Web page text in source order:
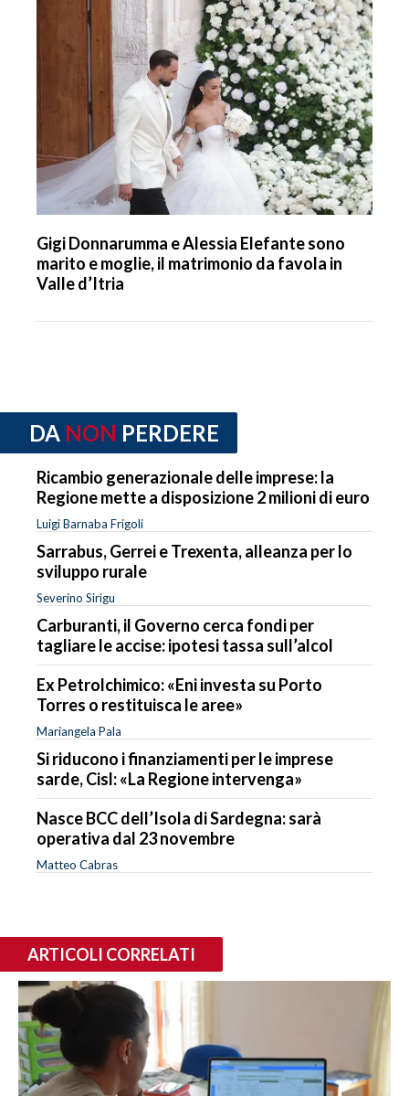
Gigi Donnarumma e Alessia Elefante sono
marito e moglie, il matrimonio da favola in
Valle d’Itria
DA NON PERDERE
Ricambio generazionale delle imprese: la
Regione mette a disposizione 2 milioni di euro
Luigi Barnaba Frigoli
Sarrabus, Gerrei e Trexenta, alleanza per lo
sviluppo rurale
Severino Sirigu
Carburanti, il Governo cerca fondi per
tagliare le accise: ipotesi tassa sull’alcol
Ex Petrolchimico: «Eni investa su Porto
Torres o restituisca le aree»
Mariangela Pala
Si riducono i finanziamenti per le imprese
sarde, Cisl: «La Regione intervenga»
Nasce BCC dell’Isola di Sardegna: sarà
operativa dal 23 novembre
Matteo Cabras
ARTICOLI CORRELATI